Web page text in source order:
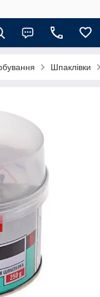
Шпаклівки